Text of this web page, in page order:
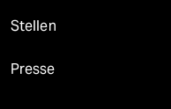
Stellen
Presse